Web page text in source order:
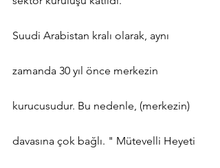
Suudi Arabistan kralı olarak, aynı
zamanda 30 yıl önce merkezin
kurucusudur. Bu nedenle, (merkezin)
davasına çok bağlı. " Mütevelli Heyeti